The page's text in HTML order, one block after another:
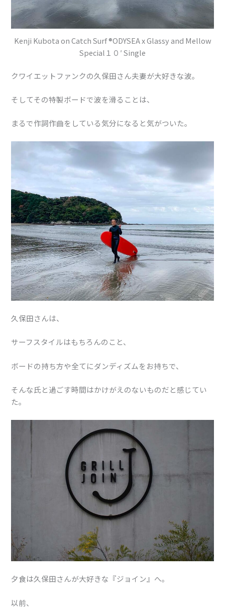
Kenji Kubota on Catch Surf ®ODYSEA x Glassy and Mellow
Special１０′ Single
クワイエットファンクの久保田さん夫妻が大好きな波。
そしてその特製ボードで波を滑ることは、
まるで作詞作曲をしている気分になると気がついた。
久保田さんは、
サーフスタイルはもちろんのこと、
ボードの持ち方や全てにダンディズムをお持ちで、
そんな氏と過ごす時間はかけがえのないものだと感じてい
た。
夕食は久保田さんが大好きな『ジョイン』へ。
以前、